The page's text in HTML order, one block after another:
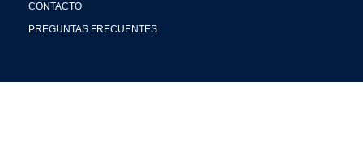
CONTACTO
PREGUNTAS FRECUENTES